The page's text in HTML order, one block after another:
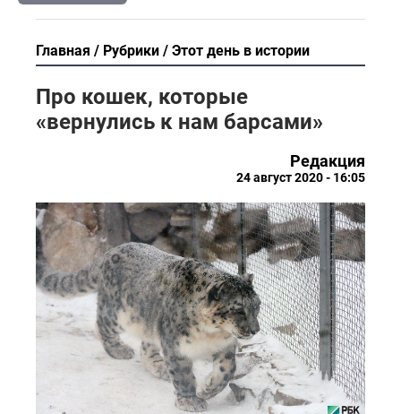
Главная Рубрики Этот день в истории
Про кошек, которые
«вернулись к нам барсами»
Редакция
24 август 2020 - 16:05